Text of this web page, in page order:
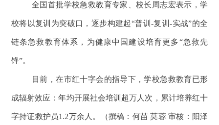
全国首批学校急救教育专家、校长周志宏表示，学
校将以复训为突破口，逐步构建起“普训-复训-实战”的全
链条急救教育体系，为健康中国建设培育更多“急救先
锋”。
目前，在市红十字会的指导下，学校急救教育已形
成辐射效应：年均开展社会培训超万人次，累计培养红十
字持证救护员1.2万余人。（撰稿：何苗 莫蓉 审核：阳泽